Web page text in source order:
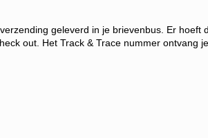
geleverd in je brievenbus. Er
out. Het Track & Trace nummer ontvang